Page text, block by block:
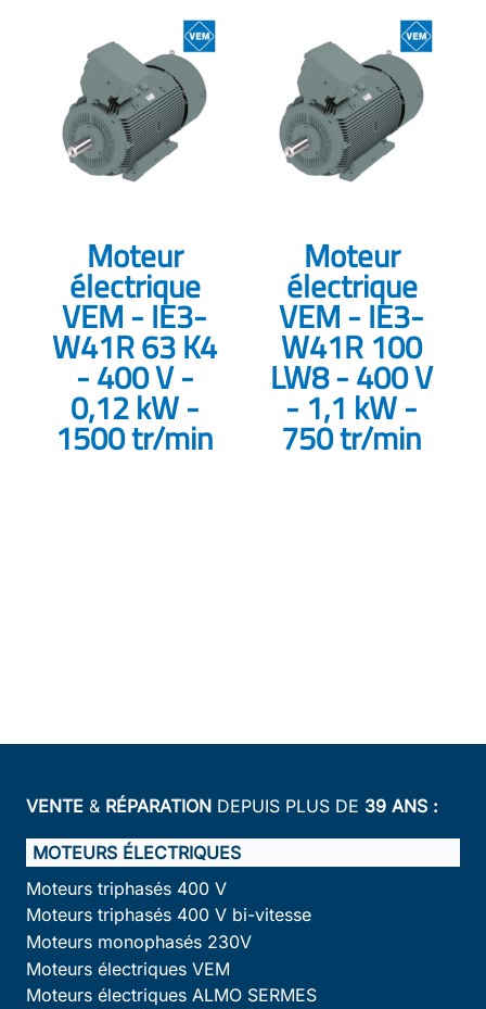
Moteur
électrique
VEM - IE3-
W41R 63 K4
- 400 V -
0,12 kW -
1500 tr/min
Moteur
électrique
VEM - IE3-
W41R 100
LW8 - 400 V
- 1,1 kW -
750 tr/min
VENTE & RÉPARATION DEPUIS PLUS DE 39 ANS :
MOTEURS ÉLECTRIQUES
Moteurs triphasés 400 V
Moteurs triphasés 400 V bi-vitesse
Moteurs monophasés 230V
Moteurs électriques VEM
Moteurs électriques ALMO SERMES